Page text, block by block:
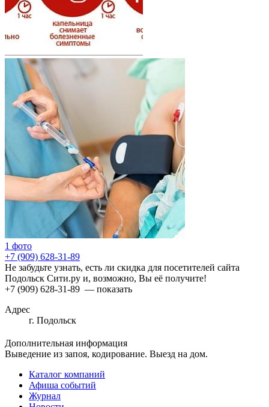
1 фото
+7 (909) 628-31-89
Не забудьте узнать, есть ли скидка для посетителей сайта
Подольск Сити.ру и, возможно, Вы её получите!
+7 (909) 628-31-89 — показать
Адрес
г. Подольск
Дополнительная информация
Выведение из запоя, кодирование. Выезд на дом.
Каталог компаний
Афиша событий
Журнал